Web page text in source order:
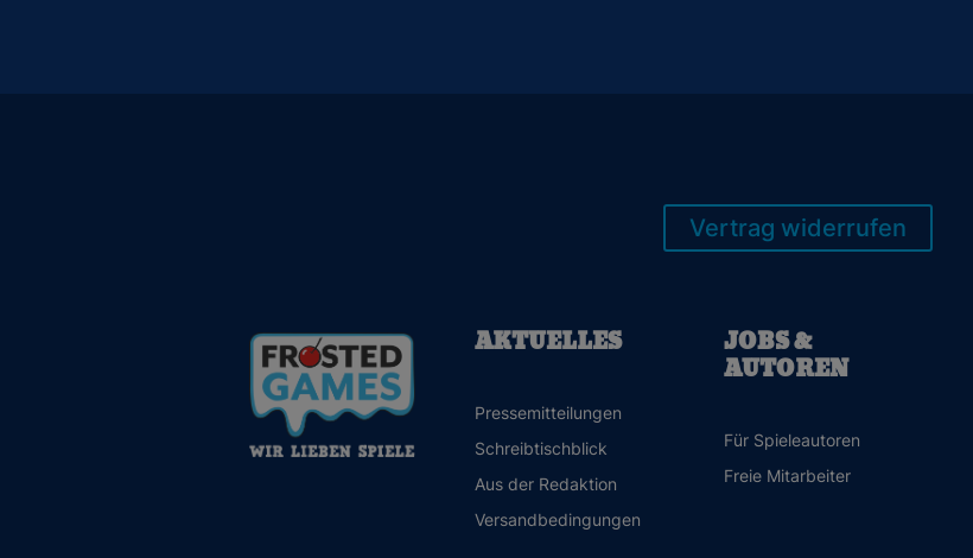
Vertrag widerrufen
AKTUELLES
Pressemitteilungen
Schreibtischblick
Aus der Redaktion
Versandbedingungen
JOBS &
AUTOREN
Für Spieleautoren
Freie Mitarbeiter